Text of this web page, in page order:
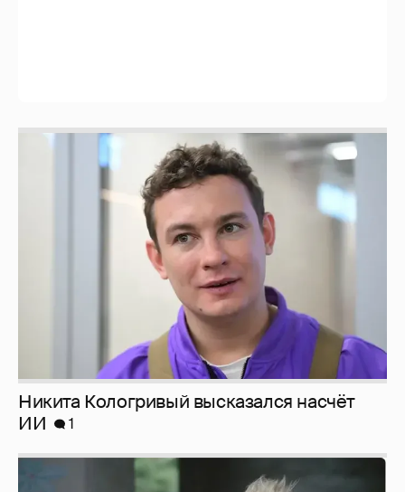
Никита Кологривый высказался насчёт